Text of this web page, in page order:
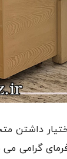
داشتن
گرامی می